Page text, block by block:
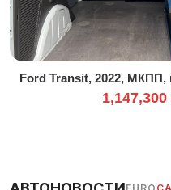
Электростекла
Ford Transit, 2022, МКПП,
EURO